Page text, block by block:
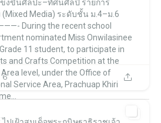
ข่งขันศิลปะ–ทัศนศิลป์ รายการ
Media) ระดับชั้น ม.4–ม.6
During the recent school
nominated Miss Onwilasinee
11 student, to participate in
and Crafts Competition at the
level, under the Office of
Service Area, Prachuap Khiri
6